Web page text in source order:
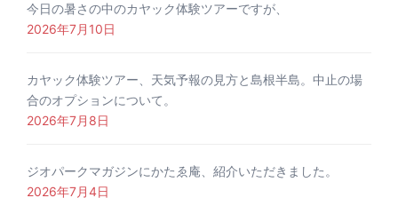
今日の暑さの中のカヤック体験ツアーですが、
2026年7月10日
カヤック体験ツアー、天気予報の見方と島根半島。中止の場
合のオプションについて。
2026年7月8日
ジオパークマガジンにかたゑ庵、紹介いただきました。
2026年7月4日